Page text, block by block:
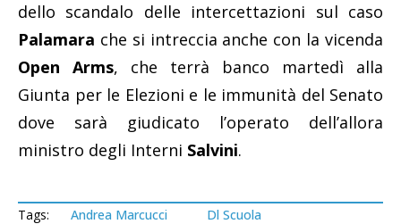
dello scandalo delle intercettazioni sul caso
Palamara che si intreccia anche con la vicenda
Open Arms, che terrà banco martedì alla
Giunta per le Elezioni e le immunità del Senato
dove sarà giudicato l’operato dell’allora
ministro degli Interni Salvini.
Tags: Andrea Marcucci
Dl Scuola